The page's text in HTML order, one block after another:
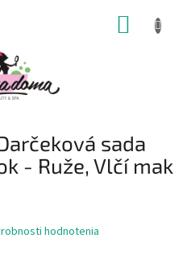
sada
- Ruže, Vlčí mak
hodnotenia